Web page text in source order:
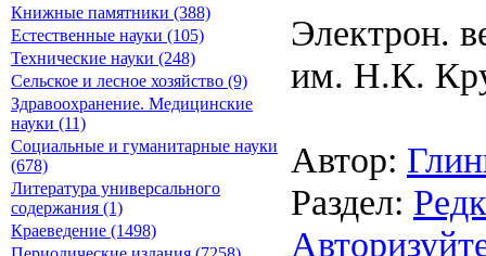
Книжные памятники (388)
Естественные науки (105)
Технические науки (248)
Сельское и лесное хозяйство (9)
Здравоохранение. Медицинские
науки (11)
Социальные и гуманитарные науки
(678)
Литература универсального
содержания (1)
Краеведение (1498)
Электрон.
им. Н.К.
Автор:
Раздел: